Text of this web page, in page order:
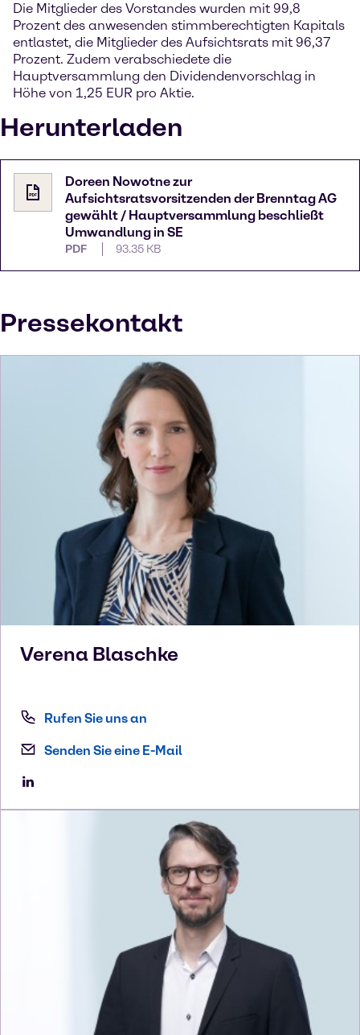
Die Mitglieder des Vorstandes wurden mit 99,8
Prozent des anwesenden stimmberechtigten Kapitals
entlastet, die Mitglieder des Aufsichtsrats mit 96,37
Prozent. Zudem verabschiedete die
Hauptversammlung den Dividendenvorschlag in
Höhe von 1,25 EUR pro Aktie.
Herunterladen
Doreen Nowotne zur
Aufsichtsratsvorsitzenden der Brenntag AG
gewählt / Hauptversammlung beschließt
Umwandlung in SE
PDF 93.35 KB
Pressekontakt
Verena Blaschke
Rufen Sie uns an
Senden Sie eine E-Mail